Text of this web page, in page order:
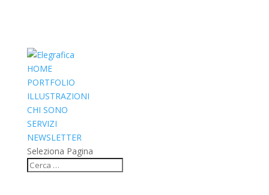
HOME
PORTFOLIO
ILLUSTRAZIONI
CHI SONO
SERVIZI
NEWSLETTER
Seleziona Pagina